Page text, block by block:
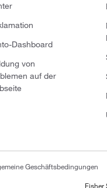
Dashboard
von
auf der
Geschäftsbedingungen
Fisher